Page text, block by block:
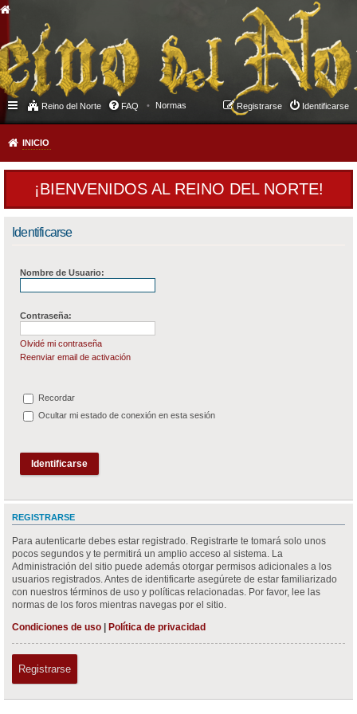
Reino del Norte FAQ Normas Identificarse
Registrarse
INICIO
¡BIENVENIDOS AL REINO DEL NORTE!
Identificarse
Nombre de Usuario:
Contraseña:
Olvidé mi contraseña
Reenviar email de activación
Recordar
Ocultar mi estado de conexión en esta sesión
REGISTRARSE
Para autenticarte debes estar registrado. Registrarte te tomará solo unos
pocos segundos y te permitirá un amplio acceso al sistema. La
Administración del sitio puede además otorgar permisos adicionales a los
usuarios registrados. Antes de identificarte asegúrete de estar familiarizado
con nuestros términos de uso y políticas relacionadas. Por favor, lee las
normas de los foros mientras navegas por el sitio.
Condiciones de uso
Política de privacidad
Registrarse